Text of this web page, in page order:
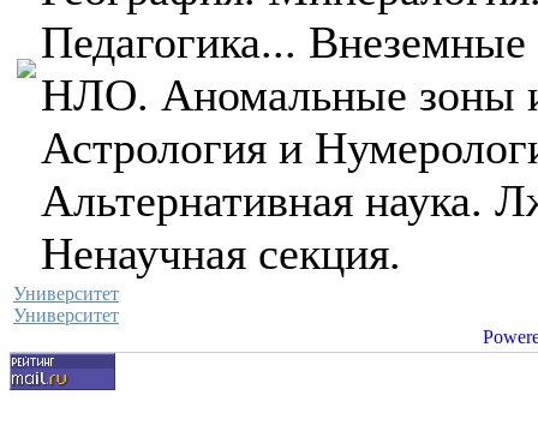
Педагогика...
НЛО. Аномальные зоны
Астрология и
Альтернативная наука.
Ненаучная секция.
Университет
Университет